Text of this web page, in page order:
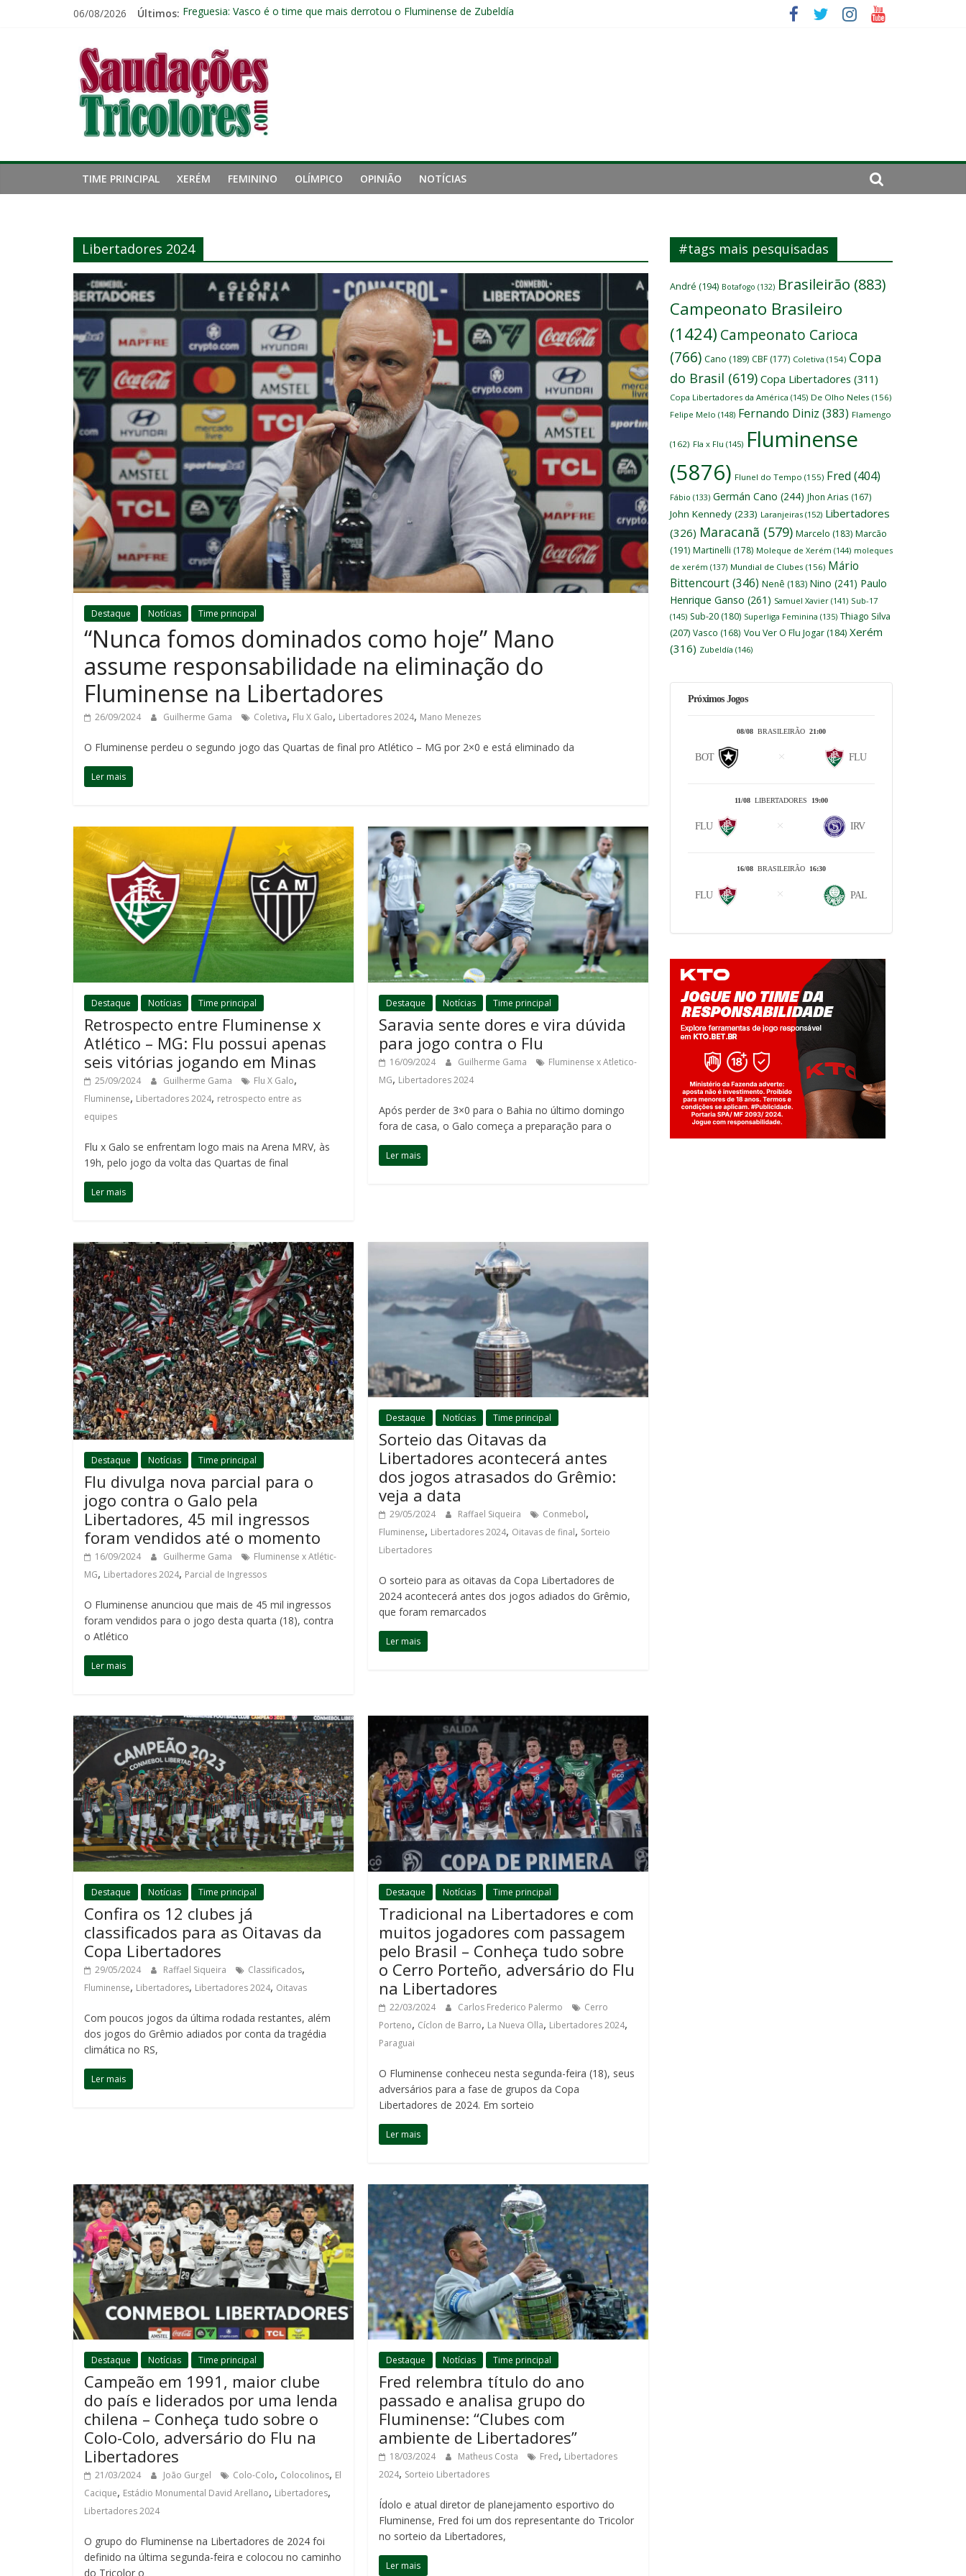
06/08/2026 Últimos: Freguesia: Vasco é o time que mais derrotou o Fluminense de Zubeldía
Fluminense chega a seis jogos sem vencer após eliminação para o Vasco
Pressão aumenta, mas diretoria do Fluminense não debate saída de Zubeldía após eliminação
Saudações
Tricolores
TIME PRINCIPAL XERÉM FEMININO OLÍMPICO OPINIÃO NOTÍCIAS
Libertadores 2024
Destaque Notícias Time principal
“Nunca fomos dominados como hoje” Mano
assume responsabilidade na eliminação do
Fluminense na Libertadores
26/09/2024 Guilherme Gama Coletiva, Flu X Galo, Libertadores 2024, Mano Menezes
O Fluminense perdeu o segundo jogo das Quartas de final pro Atlético – MG por 2×0 e está eliminado da
Ler mais
Destaque Notícias Time principal
Retrospecto entre Fluminense x
Atlético – MG: Flu possui apenas
seis vitórias jogando em Minas
25/09/2024 Guilherme Gama Flu X Galo,
Fluminense, Libertadores 2024, retrospecto entre as
equipes
Flu x Galo se enfrentam logo mais na Arena MRV, às
19h, pelo jogo da volta das Quartas de final
Ler mais
Destaque Notícias Time principal
Saravia sente dores e vira dúvida
para jogo contra o Flu
16/09/2024 Guilherme Gama
Fluminense x Atletico-
MG, Libertadores 2024
Após perder de 3×0 para o Bahia no último domingo
fora de casa, o Galo começa a preparação para o
Ler mais
Destaque Notícias Time principal
Flu divulga nova parcial para o
jogo contra o Galo pela
Libertadores, 45 mil ingressos
foram vendidos até o momento
16/09/2024 Guilherme Gama
Fluminense x Atlétic-
MG, Libertadores 2024, Parcial de Ingressos
O Fluminense anunciou que mais de 45 mil ingressos
foram vendidos para o jogo desta quarta (18), contra
o Atlético
Ler mais
Destaque Notícias Time principal
Sorteio das Oitavas da
Libertadores acontecerá antes
dos jogos atrasados do Grêmio:
veja a data
29/05/2024 Raffael Siqueira Conmebol,
Fluminense, Libertadores 2024, Oitavas de final, Sorteio
Libertadores
O sorteio para as oitavas da Copa Libertadores de
2024 acontecerá antes dos jogos adiados do Grêmio,
que foram remarcados
Ler mais
Destaque Notícias Time principal
Confira os 12 clubes já
classificados para as Oitavas da
Copa Libertadores
29/05/2024 Raffael Siqueira Classificados,
Fluminense, Libertadores, Libertadores 2024, Oitavas
Com poucos jogos da última rodada restantes, além
dos jogos do Grêmio adiados por conta da tragédia
climática no RS,
Ler mais
Destaque Notícias Time principal
Tradicional na Libertadores e com
muitos jogadores com passagem
pelo Brasil – Conheça tudo sobre
o Cerro Porteño, adversário do Flu
na Libertadores
22/03/2024 Carlos Frederico Palermo
Cerro
Porteno, Cíclon de Barro, La Nueva Olla, Libertadores 2024,
Paraguai
O Fluminense conheceu nesta segunda-feira (18), seus
adversários para a fase de grupos da Copa
Libertadores de 2024. Em sorteio
Ler mais
Destaque Notícias Time principal
Campeão em 1991, maior clube
do país e liderados por uma lenda
chilena – Conheça tudo sobre o
Colo-Colo, adversário do Flu na
Libertadores
21/03/2024 João Gurgel Colo-Colo, Colocolinos, El
Cacique, Estádio Monumental David Arellano, Libertadores,
Libertadores 2024
O grupo do Fluminense na Libertadores de 2024 foi
definido na última segunda-feira e colocou no caminho
do Tricolor o
Destaque Notícias Time principal
Fred relembra título do ano
passado e analisa grupo do
Fluminense: “Clubes com
ambiente de Libertadores”
18/03/2024 Matheus Costa Fred, Libertadores
2024, Sorteio Libertadores
Ídolo e atual diretor de planejamento esportivo do
Fluminense, Fred foi um dos representante do Tricolor
no sorteio da Libertadores,
Ler mais
#tags mais pesquisadas
André (194) Botafogo (132) Brasileirão (883)
Campeonato Brasileiro
(1424) Campeonato Carioca
(766) Cano (189) CBF (177) Coletiva (154) Copa
do Brasil (619) Copa Libertadores (311)
Copa Libertadores da América (145) De Olho Neles (156)
Felipe Melo (148) Fernando Diniz (383) Flamengo
(162) Fla x Flu (145) Fluminense
(5876) Flunel do Tempo (155) Fred (404)
Fábio (133) Germán Cano (244) Jhon Arias (167)
John Kennedy (233) Laranjeiras (152) Libertadores
(326) Maracanã (579) Marcelo (183) Marcão
(191) Martinelli (178) Moleque de Xerém (144) moleques
de xerém (137) Mundial de Clubes (156) Mário
Bittencourt(346) Nenê (183) Nino (241) Paulo
Henrique Ganso (261) Samuel Xavier (141) Sub-17
(145) Sub-20 (180) Superliga Feminina (135) Thiago Silva
(207) Vasco (168) Vou Ver O Flu Jogar (184) Xerém
(316) Zubeldía (146)
Próximos Jogos
08/08 BRASILEIRÃO 21:00
BOT FLU
11/08 LIBERTADORES 19:00
FLU IRV
16/08 BRASILEIRÃO 16:30
FLU PAL
Jogue com responsabilidade. 18+